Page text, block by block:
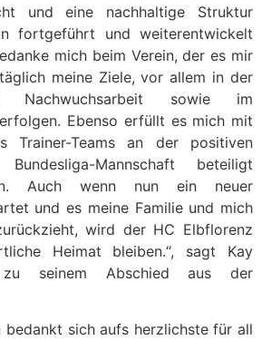
und eine nachhaltige Struktur
fortgeführt und weiterentwickelt
mich beim Verein, der es mir
meine Ziele, vor allem in der
Nachwuchsarbeit sowie im
Ebenso erfüllt es mich mit
Trainer-Teams an der positiven
Mannschaft beteiligt
Auch wenn nun ein neuer
und es meine Familie und mich
wird der HC Elbflorenz
Heimat bleiben.“, sagt Kay
seinem Abschied aus der
bedankt sich aufs herzlichste für all